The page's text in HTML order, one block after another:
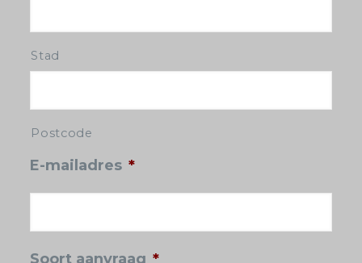
Stad
Postcode
E-mailadres *
Soort aanvraag *